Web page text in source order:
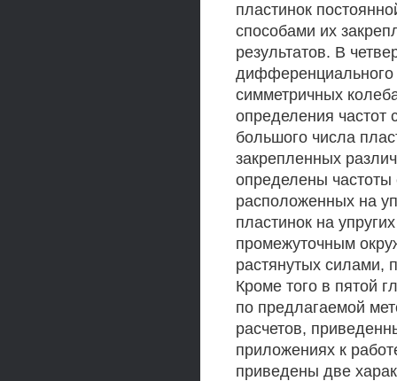
пластинок
способами их
результатов. В
дифференциального
симметричных
определения частот
большого числа
закрепленных
определены частоты
расположенных на
пластинок на
промежуточным
растянутых силами,
Кроме того в пятой
по предлагаемой
расчетов,
приложениях к
приведены две